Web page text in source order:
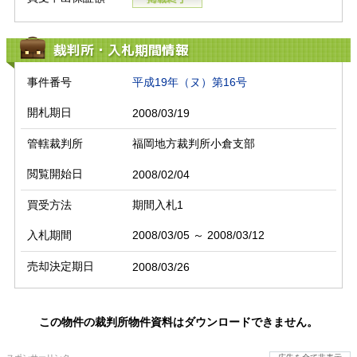
裁判所・入札期間情報
事件番号 平成19年（ヌ）第16号
開札期日 2008/03/19
管轄裁判所 福岡地方裁判所小倉支部
閲覧開始日 2008/02/04
買受方法 期間入札1
入札期間 2008/03/05 ～ 2008/03/12
売却決定期日 2008/03/26
この物件の裁判所物件資料はダウンロードできません。